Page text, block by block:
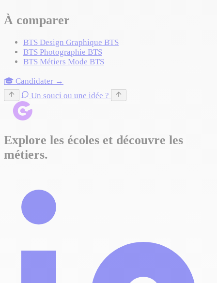
À comparer
BTS Design Graphique BTS
BTS Photographie BTS
BTS Métiers Mode BTS
🎓 Candidater →
Un souci ou une idée ?
Explore les écoles et découvre les
métiers.